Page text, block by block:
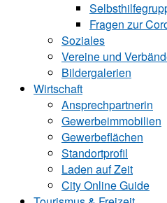
Fragen zur
Soziales
Vereine und
Bildergalerien
Wirtschaft
Ansprechpartnerin
Gewerbeimmobilien
Gewerbeflächen
Standortprofil
Laden auf Zeit
City Online Guide